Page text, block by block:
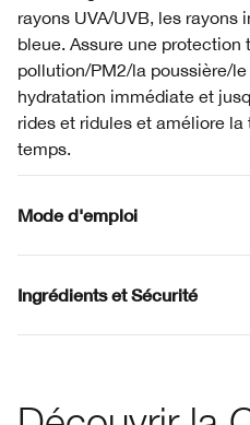
rayons UVA/UVB, les rayons
bleue. Assure une protection
pollution/PM2/la poussière/
hydratation immédiate et
rides et ridules et améliore
temps.
Mode d'emploi
Ingrédients et Sécurité